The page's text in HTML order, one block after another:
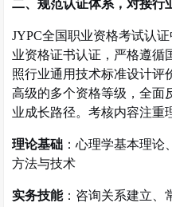
二、规范认证体系，对接行
JYPC全国职业资格考试认
业资格证书认证，严格遵循
照行业通用技术标准设计评
高级的多个资格等级，全面
业成长路径。考核内容注重
理论基础 ：心理学基本理论
方法与技术
实务技能： 咨询关系建立、